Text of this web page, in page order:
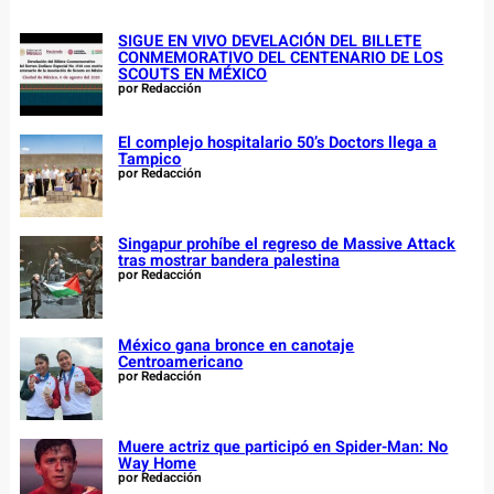
SIGUE EN VIVO DEVELACIÓN DEL BILLETE
CONMEMORATIVO DEL CENTENARIO DE LOS
SCOUTS EN MÉXICO
por Redacción
El complejo hospitalario 50’s Doctors llega a
Tampico
por Redacción
Singapur prohíbe el regreso de Massive Attack
tras mostrar bandera palestina
por Redacción
México gana bronce en canotaje
Centroamericano
por Redacción
Muere actriz que participó en Spider-Man: No
Way Home
por Redacción